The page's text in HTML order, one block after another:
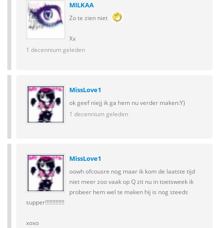
MILKAA
Zo te zien niet
Xx
1 decennium geleden
MissLove1
ok geef niejj ik ga hem nu verder maken:Y)
1 decennium geleden
MissLove1
oowh ofcousre nog maar ik kom de laatste tijd
niet meer zoo vaak op Q zit nu in toetsweek ik
probeer hem wel te maken hij is nog steeds
supper!!!!!!!!!!!!!
xoxo